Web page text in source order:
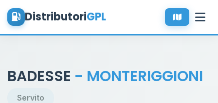
DistributoriGPL
BADESSE - MONTERIGGIONI
Servito